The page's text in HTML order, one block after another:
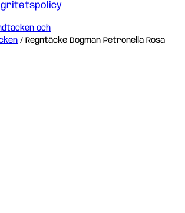
och
/ Regntäcke Dogman Petronella Rosa